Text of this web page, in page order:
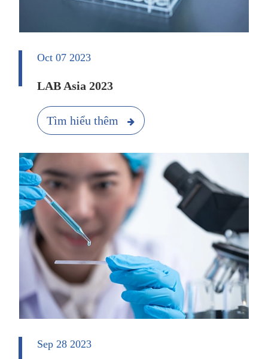
Oct 07 2023
LAB Asia 2023
Tìm hiểu thêm
Sep 28 2023